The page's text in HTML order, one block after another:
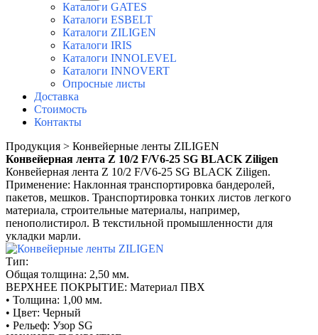
Каталоги GATES
Каталоги ESBELT
Каталоги ZILIGEN
Каталоги IRIS
Каталоги INNOLEVEL
Каталоги INNOVERT
Опросные листы
Доставка
Стоимость
Контакты
Продукция > Конвейерные ленты ZILIGEN
Конвейерная лента Z 10/2 F/V6-25 SG BLACK Ziligen
Конвейерная лента Z 10/2 F/V6-25 SG BLACK Ziligen.
Применение: Наклонная транспортировка бандеролей,
пакетов, мешков. Транспортировка тонких листов легкого
материала, строительные материалы, например,
пенополистирол. В текстильной промышленности для
укладки марли.
Тип:
Общая толщина: 2,50 мм.
ВЕРХНЕЕ ПОКРЫТИЕ: Материал ПВХ
• Толщина: 1,00 мм.
• Цвет: Черный
• Рельеф: Узор SG